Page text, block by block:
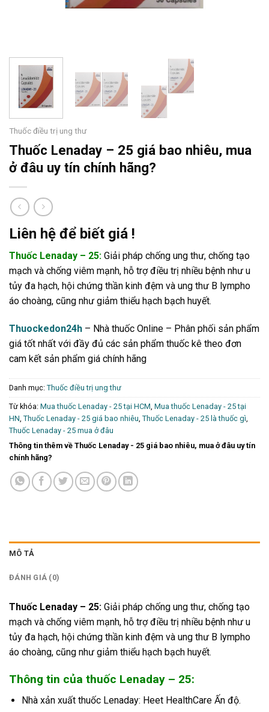
Thuốc điều trị ung thư
Thuốc Lenaday – 25 giá bao nhiêu, mua
ở đâu uy tín chính hãng?
Liên hệ để biết giá !
Thuốc Lenaday – 25: Giải pháp chống ung thư, chống tạo
mạch và chống viêm mạnh, hỗ trợ điều trị nhiều bệnh như u
tủy đa hạch, hội chứng thần kinh đệm và ung thư B lympho
áo choàng, cũng như giảm thiểu hạch bạch huyết.
Thuockedon24h – Nhà thuốc Online – Phân phối sản phẩm
giá tốt nhất với đầy đủ các sản phẩm thuốc kê theo đơn
cam kết sản phẩm giá chính hãng
Danh mục: Thuốc điều trị ung thư
Từ khóa: Mua thuốc Lenaday - 25 tại HCM, Mua thuốc Lenaday - 25 tại
HN, Thuốc Lenaday - 25 giá bao nhiêu, Thuốc Lenaday - 25 là thuốc gì,
Thuốc Lenaday - 25 mua ở đâu
Thông tin thêm về Thuốc Lenaday - 25 giá bao nhiêu, mua ở đâu uy tín
chính hãng?
MÔ TẢ
ĐÁNH GIÁ (0)
Thuốc Lenaday – 25: Giải pháp chống ung thư, chống tạo
mạch và chống viêm mạnh, hỗ trợ điều trị nhiều bệnh như u
tủy đa hạch, hội chứng thần kinh đệm và ung thư B lympho
áo choàng, cũng như giảm thiểu hạch bạch huyết.
Thông tin của thuốc Lenaday – 25:
Nhà xản xuất thuốc Lenaday: Heet HealthCare Ấn độ.